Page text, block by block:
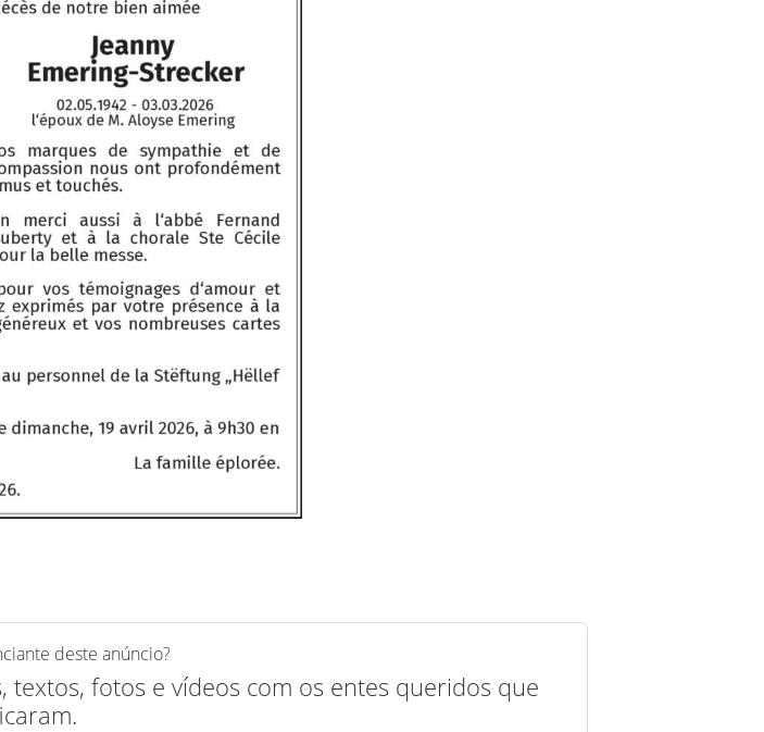
deste anúncio?
fotos e vídeos com os entes queridos que